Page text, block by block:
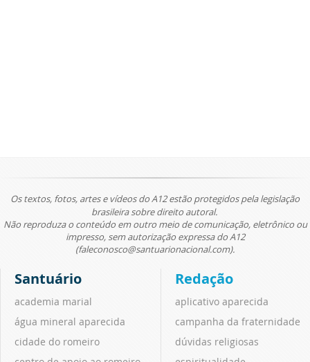
Os textos, fotos, artes e vídeos do A12 estão protegidos pela legislação
brasileira sobre direito autoral.
Não reproduza o conteúdo em outro meio de comunicação, eletrônico ou
impresso, sem autorização expressa do A12
(faleconosco@santuarionacional.com).
Santuário
academia marial
água mineral aparecida
cidade do romeiro
Redação
aplicativo aparecida
campanha da fraternidade
dúvidas religiosas